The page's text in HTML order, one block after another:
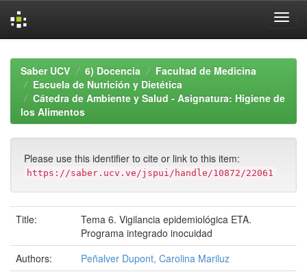
navigationSaber UCV 6) Docencia
Facultad de Medicina
Escuela de Nutrición y Dietética
Cátedra de Ambiente y Salud - Asignatura: Higiene de
los Alimentos
Please use this identifier to cite or link to this item:
https://saber.ucv.ve/jspui/handle/10872/22061
Title:
Tema 6. Vigilancia epidemiológica ETA.
Programa integrado inocuidad
Authors:
Peñalver Dupont, Carolina Mariluz